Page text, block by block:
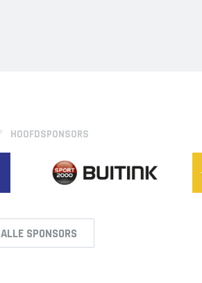
HOOFDSPONSORS
ALLE SPONSORS